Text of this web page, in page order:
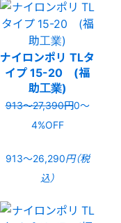
ナイロンポリ TLタ
イプ 15-20 (福
助工業)
913〜27,390円0〜
4%OFF
913〜26,290円（税
込）